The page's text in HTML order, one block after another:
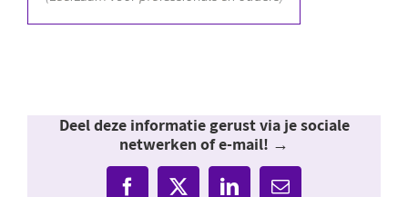
Deel deze informatie gerust via je sociale
netwerken of e-mail! →